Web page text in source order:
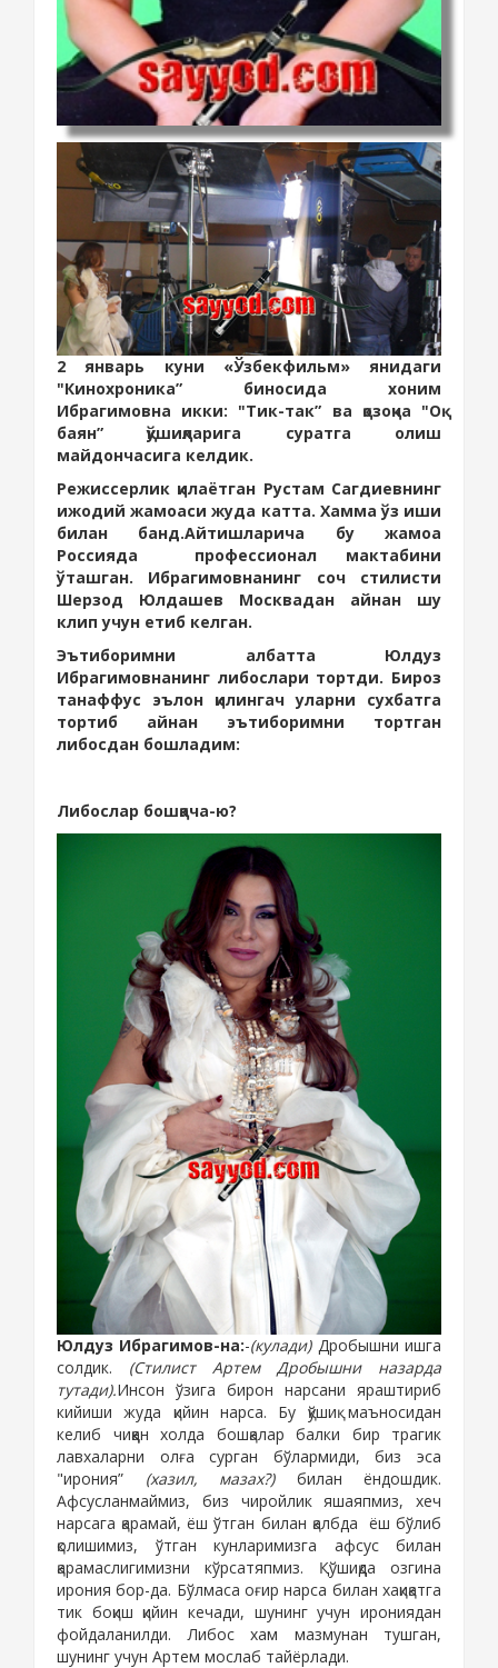
2 январь куни «Ўзбекфильм»янидаги
"Кинохроника” биносида хоним
Ибрагимовна икки: "Тик-так” ва қозоқча "Оқ
баян” қўшиқларига суратга олиш
майдончасига келдик.
Режиссерлик қилаётган Рустам Сагдиевнинг
ижодий жамоаси жуда катта. Хамма ўз иши
билан банд.Айтишларича бу жамоа
Россияда
профессионал мактабини
ўташган. Ибрагимовнанинг соч стилисти
Шерзод Юлдашев Москвадан айнан шу
клип учун етиб келган.
Эътиборимни албатта Юлдуз
Ибрагимовнанинг либослари тортди. Бироз
танаффус эълон қилингач уларни сухбатга
тортиб айнан эътиборимни тортган
либосдан бошладим:
Либослар бошқача-ю?
Юлдуз Ибрагимов-на:-(кулади) Дробышни ишга
солдик. (Стилист Артем Дробышни назарда
тутади).Инсон ўзига бирон нарсани яраштириб
кийиши жуда қийин нарса. Бу қўшиқ маъносидан
келиб чиққан холда бошқалар балки бир трагик
лавхаларни олға сурган бўлармиди, биз эса
"ирония” (хазил, мазах?)билан ёндошдик.
Афсусланмаймиз, биз чиройлик яшаяпмиз, хеч
нарсага қарамай, ёш ўтган билан қалбда ёш бўлиб
қолишимиз, ўтган кунларимизга афсус билан
қарамаслигимизни кўрсатяпмиз. Қўшиқда озгина
ирония бор-да. Бўлмаса оғир нарса билан хақиқатга
тик боқиш қийин кечади, шунинг учун ирониядан
фойдаланилди. Либос хам мазмунан тушган,
шунинг учун Артем мослаб тайёрлади.